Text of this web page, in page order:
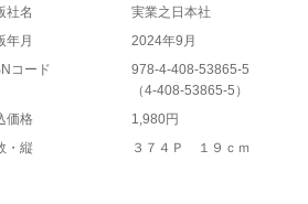
社名
実業之日本社
年月
2024年9月
コード
978-4-408-53865-5
（4-408-53865-5 ）
価格
1,980円
・縦
３７４Ｐ １９ｃｍ